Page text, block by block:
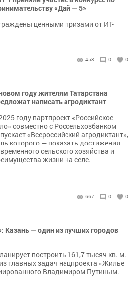
«Дай — 5»
ценными призами от ИТ-
458 0 0
году жителям Татарстана
написать агродиктант
году партпроект «Российское
совместно с Россельхозбанком
«Всероссийский агродиктант»,
которого — показать достижения
сельского хозяйства и
жизни на селе.
667 0 0
Казань — один из лучших городов
построить 161,7 тысяч кв. м.
главных задач нацпроекта «Жилье
Владимиром Путиным.